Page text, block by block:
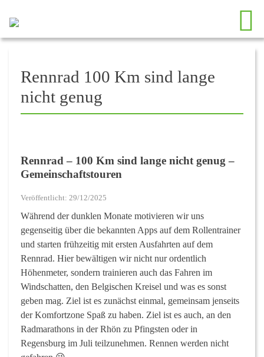
Rennrad 100 Km sind lange
nicht genug
Rennrad – 100 Km sind lange nicht genug –
Gemeinschaftstouren
Veröffentlicht: 29/12/2025
Während der dunklen Monate motivieren wir uns
gegenseitig über die bekannten Apps auf dem Rollentrainer
und starten frühzeitig mit ersten Ausfahrten auf dem
Rennrad. Hier bewältigen wir nicht nur ordentlich
Höhenmeter, sondern trainieren auch das Fahren im
Windschatten, den Belgischen Kreisel und was es sonst
geben mag. Ziel ist es zunächst einmal, gemeinsam jenseits
der Komfortzone Spaß zu haben. Ziel ist es auch, an den
Radmarathons in der Rhön zu Pfingsten oder in
Regensburg im Juli teilzunehmen. Rennen werden nicht